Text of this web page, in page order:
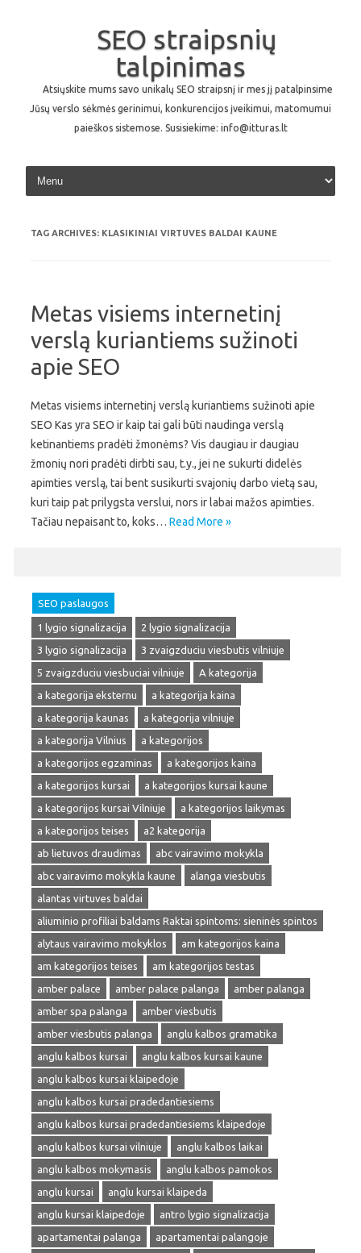
SEO straipsnių
talpinimas
Atsiųskite mums savo unikalų SEO straipsnį ir mes jį patalpinsime
Jūsų verslo sėkmės gerinimui, konkurencijos įveikimui, matomumui
paieškos sistemose. Susisiekime: info@itturas.lt
Skip to content
TAG ARCHIVES: KLASIKINIAI VIRTUVES BALDAI KAUNE
Metas visiems internetinį
verslą kuriantiems sužinoti
apie SEO
Metas visiems internetinį verslą kuriantiems sužinoti apie
SEO Kas yra SEO ir kaip tai gali būti naudinga verslą
ketinantiems pradėti žmonėms? Vis daugiau ir daugiau
žmonių nori pradėti dirbti sau, t.y., jei ne sukurti didelės
apimties verslą, tai bent susikurti svajonių darbo vietą sau,
kuri taip pat prilygsta verslui, nors ir labai mažos apimties.
Tačiau nepaisant to, koks… Read More »
SEO paslaugos
1 lygio signalizacija
2 lygio signalizacija
3 lygio signalizacija
3 zvaigzduciu viesbutis vilniuje
5 zvaigzduciu viesbuciai vilniuje
A kategorija
a kategorija eksternu
a kategorija kaina
a kategorija kaunas
a kategorija vilniuje
a kategorija Vilnius
a kategorijos
a kategorijos egzaminas
a kategorijos kaina
a kategorijos kursai
a kategorijos kursai kaune
a kategorijos kursai Vilniuje
a kategorijos laikymas
a kategorijos teises
a2 kategorija
ab lietuvos draudimas
abc vairavimo mokykla
abc vairavimo mokykla kaune
alanga viesbutis
alantas virtuves baldai
aliuminio profiliai baldams Raktai spintoms: sieninės spintos
alytaus vairavimo mokyklos
am kategorijos kaina
am kategorijos teises
am kategorijos testas
amber palace
amber palace palanga
amber palanga
amber spa palanga
amber viesbutis
amber viesbutis palanga
anglu kalbos gramatika
anglu kalbos kursai
anglu kalbos kursai kaune
anglu kalbos kursai klaipedoje
anglu kalbos kursai pradedantiesiems
anglu kalbos kursai pradedantiesiems klaipedoje
anglu kalbos kursai vilniuje
anglu kalbos laikai
anglu kalbos mokymasis
anglu kalbos pamokos
anglu kursai
anglu kursai klaipeda
anglu kursai klaipedoje
antro lygio signalizacija
apartamentai palanga
apartamentai palangoje